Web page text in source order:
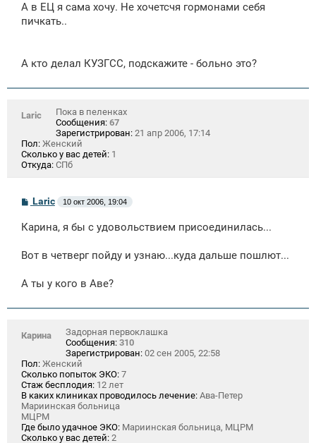
А в ЕЦ я сама хочу. Не хочетсчя гормонами себя
пичкать..
А кто делал КУЗГСС, подскажите - больно это?
Laric
Пока в пеленках
Сообщения: 67
Зарегистрирован: 21 апр 2006, 17:14
Пол: Женский
Сколько у вас детей: 1
Откуда: СПб
С
б
н
Laric 10 окт 2006, 19:04
Карина, я бы с удовольствием присоединилась...
Вот в четверг пойду и узнаю...куда дальше пошлют...
А ты у кого в Аве?
Карина
Задорная первоклашка
Сообщения: 310
Зарегистрирован: 02 сен 2005, 22:58
Пол: Женский
Сколько попыток ЭКО: 7
Стаж бесплодия: 12 лет
В каких клиниках проводилось лечение: Ава-Петер
Мариинская больница
МЦРМ
Где было удачное ЭКО: Мариинская больница, МЦРМ
Сколько у вас детей: 2